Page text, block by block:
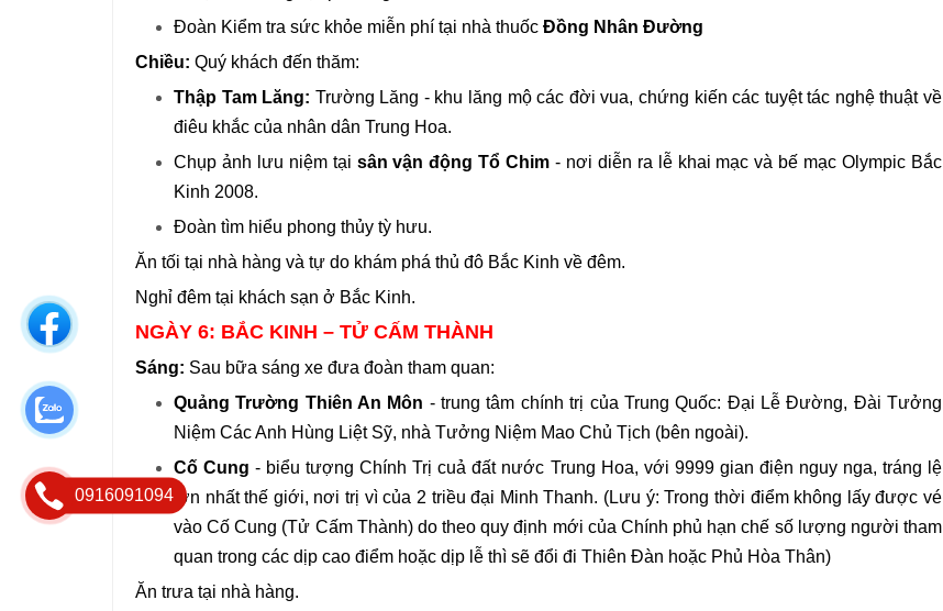
Đoàn Kiểm tra sức khỏe miễn phí tại nhà thuốc Đồng Nhân Đường
Chiều: Quý khách đến thăm:
Thập Tam Lăng: Trường Lăng - khu lăng mộ các đời vua, chứng kiến các tuyệt tác nghệ thuật về
điêu khắc của nhân dân Trung Hoa.
Chụp ảnh lưu niệm tại sân vận động Tổ Chim - nơi diễn ra lễ khai mạc và bế mạc Olympic Bắc
Kinh 2008.
Đoàn tìm hiểu phong thủy tỳ hưu.
Ăn tối tại nhà hàng và tự do khám phá thủ đô Bắc Kinh về đêm.
Nghỉ đêm tại khách sạn ở Bắc Kinh.
NGÀY 6: BẮC KINH – TỬ CẤM THÀNH
Sáng: Sau bữa sáng xe đưa đoàn tham quan:
Quảng Trường Thiên An Môn - trung tâm chính trị của Trung Quốc: Đại Lễ Đường, Đài Tưởng
Niệm Các Anh Hùng Liệt Sỹ, nhà Tưởng Niệm Mao Chủ Tịch (bên ngoài).
Cố Cung - biểu tượng Chính Trị cuả đất nước Trung Hoa, với 9999 gian điện nguy nga, tráng lệ
lớn nhất thế giới, nơi trị vì của 2 triều đại Minh Thanh. (Lưu ý: Trong thời điểm không lấy được vé
vào Cố Cung (Tử Cấm Thành) do theo quy định mới của Chính phủ hạn chế số lượng người tham
quan trong các dịp cao điểm hoặc dịp lễ thì sẽ đổi đi Thiên Đàn hoặc Phủ Hòa Thân)
Ăn trưa tại nhà hàng.
0916091094